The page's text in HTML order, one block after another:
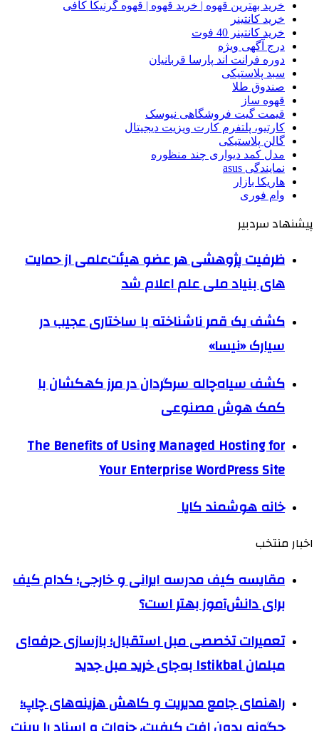
خرید بهترین قهوه | خرید قهوه | قهوه گرنیکا کافی
خرید کانتینر
خرید کانتینر 40 فوت
درج آگهی ویژه
دوره فرانت اند پارسا قربانیان
سبد پلاستیکی
صندوق طلا
قهوه ساز
قیمت گیت فروشگاهی نیوسک
کارتیو، پلتفرم کارت ویزیت دیجیتال
گالن پلاستیکی
مدل کمد دیواری چند منظوره
نمایندگی asus
هاریکا بازار
وام فوری
پیشنهاد سردبیر
ظرفیت پژوهشی هر عضو هیئت‌علمی از حمایت
های بنیاد ملی علم اعلام شد
کشف یک قمر ناشناخته با ساختاری عجیب در
سیارک «نیسا»
کشف سیاه‌چاله سرگردان در مرز کهکشان با
کمک هوش مصنوعی
The Benefits of Using Managed Hosting for
Your Enterprise WordPress Site
خانه هوشمند کایا
اخبار منتخب
مقایسه کیف مدرسه ایرانی و خارجی؛ کدام کیف
برای دانش‌آموز بهتر است؟
تعمیرات تخصصی مبل استقبال؛ بازسازی حرفه‌ای
مبلمان Istikbal به‌جای خرید مبل جدید
راهنمای جامع مدیریت و کاهش هزینه‌های چاپ؛